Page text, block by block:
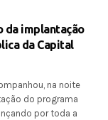
da implantação
da Capital
na noite
do programa
por toda a